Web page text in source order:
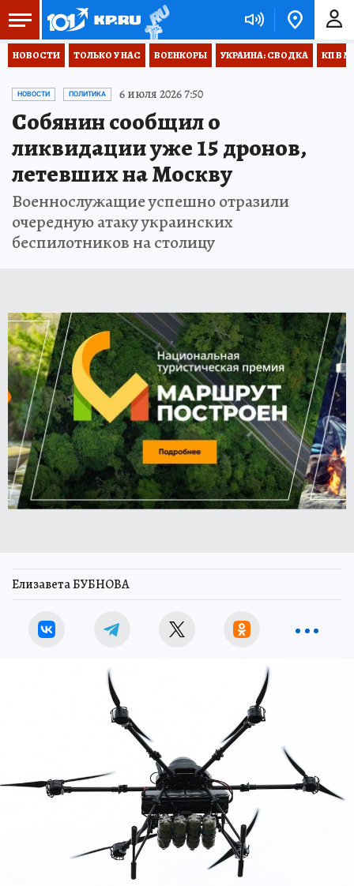
НОВОСТИ ТОЛЬКО У НАС ВОЕНКОРЫ УКРАИНА: СВОДКА КП В
НОВОСТИ ПОЛИТИКА 6 июля 2026 7:50
Собянин сообщил о
ликвидации уже 15 дронов,
летевших на Москву
Военнослужащие успешно отразили
очередную атаку украинских
беспилотников на столицу
Елизавета БУБНОВА